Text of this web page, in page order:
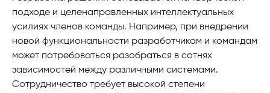
подходе и целенаправленных интеллектуальных
усилиях членов команды. Например, при внедрении
новой функциональности разработчикам и командам
может потребоваться разобраться в сотнях
зависимостей между различными системами.
Сотрудничество требует высокой степени